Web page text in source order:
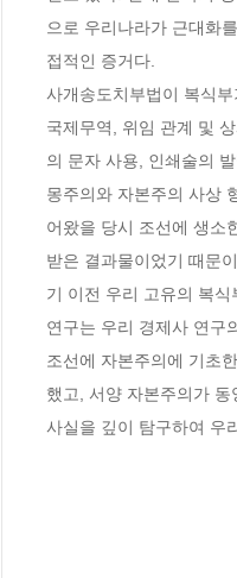
으로 우리나라가 근대화
접적인 증거다.
사개송도치부법이 복식
국제무역, 위임 관계 및
의 문자 사용, 인쇄술의
몽주의와 자본주의 사상
어왔을 당시 조선에 생소
받은 결과물이었기 때문
기 이전 우리 고유의 복
연구는 우리 경제사 연구
조선에 자본주의에 기초
했고, 서양 자본주의가
사실을 깊이 탐구하여 우